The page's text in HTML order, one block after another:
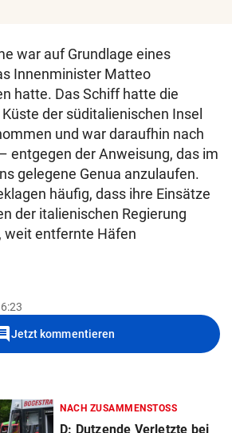
war auf Grundlage eines
Innenminister Matteo
hatte. Das Schiff hatte die
der süditalienischen Insel
und war daraufhin nach
entgegen der Anweisung, das im
gelegene Genua anzulaufen.
häufig, dass ihre Einsätze
der italienischen Regierung
weit entfernte Häfen
Jetzt kommentieren
NACH ZUSAMMENSTOSS
D: Dutzende Verletzte bei